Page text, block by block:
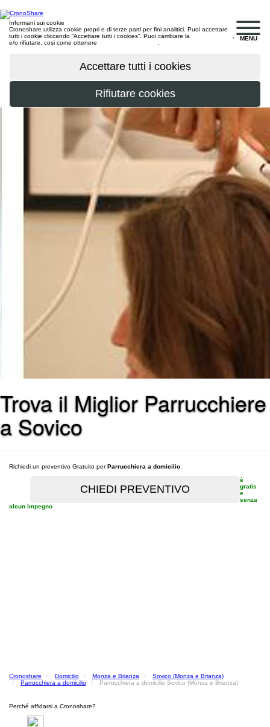
MENU
Informani sui cookie
Cronoshare utilizza cookie propri e di terze parti per fini analitici. Puoi accettare
tutti i cookie cliccando “Accettare tutti i cookies”. Puoi cambiare la
e/o rifiutare, cosi come ottenere
Trova il Miglior Parrucchiere
a Sovico
Richiedi un preventivo Gratuito perParrucchiera a domicilio
è
gratis
e
senza
alcun impegno
Cronoshare Domicilio Monza e Brianza
Sovico (Monza e Brianza)
Parrucchiera a domicilio
Parrucchiera a domicilio Sovico (Monza e Brianza)
Perché affidarsi a Cronoshare?